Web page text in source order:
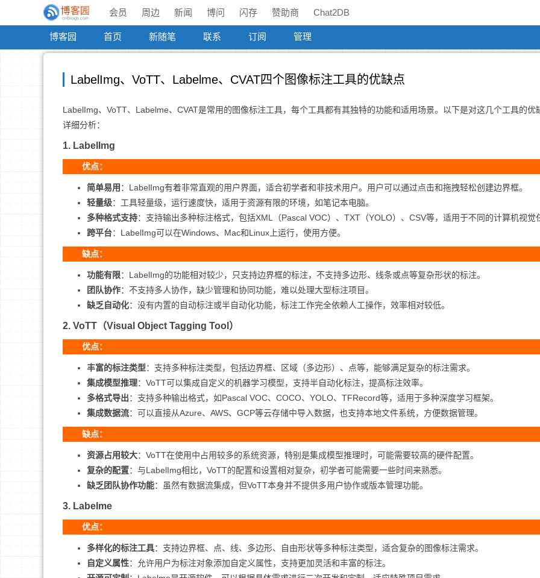
会员 周边 新闻 博问 闪存 赞助商 Chat2DB
博客园 首页 新随笔 联系 订阅 管理
LabelImg、VoTT、Labelme、CVAT四个图像标注工具的优缺点
LabelImg、VoTT、Labelme、CVAT是常用的图像标注工具，每个工具都有其独特的功能和适用场景。以下是对这几个工具的优
详细分析：
1. LabelImg
优点：
简单易用 ：LabelImg有着非常直观的用户界面，适合初学者和非技术用户。用户可以通过点击和拖拽轻松创建边界框。
轻量级：工具轻量级，运行速度快，适用于资源有限的环境，如笔记本电脑。
多种格式支持：支持输出多种标注格式，包括XML（Pascal VOC）、TXT（YOLO）、CSV等，适用于不同的计算机视觉
跨平台：LabelImg可以在Windows、Mac和Linux上运行，使用方便。
缺点：
功能有限：LabelImg的功能相对较少，只支持边界框的标注，不支持多边形、线条或点等复杂形状的标注。
团队协作：不支持多人协作，缺少管理和协同功能，难以处理大型标注项目。
缺乏自动化：没有内置的自动标注或半自动化功能，标注工作完全依赖人工操作，效率相对较低。
2. VoTT（Visual Object Tagging Tool）
优点：
丰富的标注类型：支持多种标注类型，包括边界框、区域（多边形）、点等，能够满足复杂的标注需求。
集成模型推理：VoTT可以集成自定义的机器学习模型，支持半自动化标注，提高标注效率。
多格式导出：支持多种输出格式，如Pascal VOC、COCO、YOLO、TFRecord等，适用于多种深度学习框架。
集成数据流：可以直接从Azure、AWS、GCP等云存储中导入数据，也支持本地文件系统，方便数据管理。
缺点：
资源占用较大：VoTT在使用中占用较多的系统资源，特别是集成模型推理时，可能需要较高的硬件配置。
复杂的配置：与LabelImg相比，VoTT的配置和设置相对复杂，初学者可能需要一些时间来熟悉。
缺乏团队协作功能：虽然有数据流集成，但VoTT本身并不提供多用户协作或版本管理功能。
3. Labelme
优点：
多样化的标注工具：支持边界框、点、线、多边形、自由形状等多种标注类型，适合复杂的图像标注需求。
自定义属性：允许用户为标注对象添加自定义属性，支持更加灵活和丰富的标注。